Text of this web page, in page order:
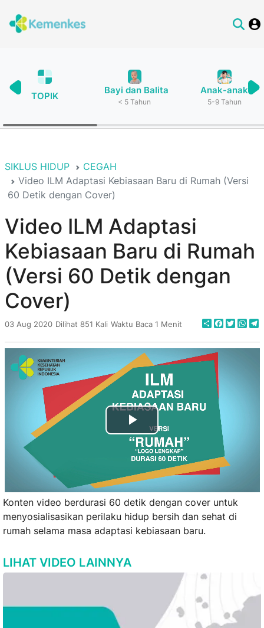
TOPIK
Bayi dan Balita
< 5 Tahun
Anak-anak
5-9 Tahun
SIKLUS HIDUP
CEGAH
Video ILM Adaptasi Kebiasaan Baru di Rumah (Versi
60 Detik dengan Cover)
Video ILM Adaptasi
Kebiasaan Baru di Rumah
(Versi 60 Detik dengan
Cover)
03 Aug 2020 Dilihat 851 Kali Waktu Baca 1 Menit Share
Play
Video
Konten video berdurasi 60 detik dengan cover untuk
menyosialisasikan perilaku hidup bersih dan sehat di
rumah selama masa adaptasi kebiasaan baru.
LIHAT VIDEO LAINNYA